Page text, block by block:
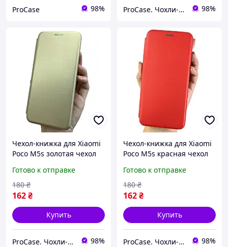
ProCase 98% ProCase. Чохли-книжки 98%
Чехол-книжка для Xiaomi
Poco M5s золотая чехол
карт
Готово к отправке
162₴
180 ₴
Купить
ProCase. Чохли-книжки 98%
Чехол-книжка для Xiaomi
Poco M5s красная чехол
карт
Готово к отправке
162₴
180 ₴
Купить
ProCase. Чохли-книжки 98%